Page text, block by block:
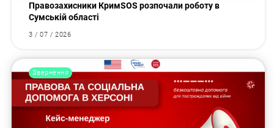
Правозахисники КримSOS розпочали роботу в
Сумській області
3 / 07 / 2026
Звернення